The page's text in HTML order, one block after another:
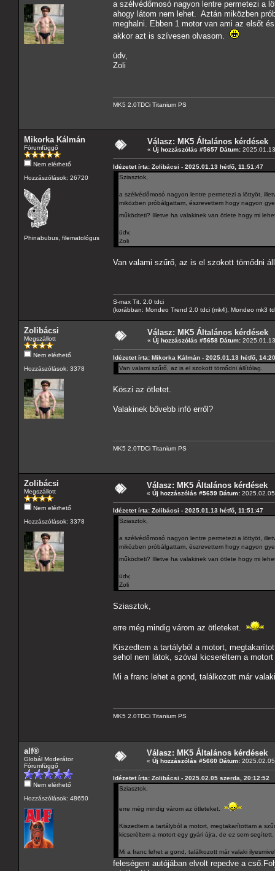
a szélvédőmosó nagyon lentre permetezi a
ahogy látom nem lehet. Aztán miközben
meghalni. Ebben 1 motor van ami az elsőt
akkor azt is szívesen olvasom.
üdv,
Zoli
MK5 2.0TDCi Titanium PS
Mikorka Kálmán
Fórumfüggő
Nem elérhető
Hozzászólások: 26720
Phinabubus, filematológus
Válasz: MK5 Általános kérdések
« Új hozzászólás #5657 Dátum:
Idézetet írta: Zolibácsi - 2025.01.13 hétfő, 11:51:47
Sziasztok,
a szélvédőmosó nagyon lentre permetezi a löttyöt,
miközben próbálgattam, észrevettem hogy nagyon
működteti? Illetve ha valakinek van ötlete hogy mi
üdv,
Zoli
Van valami szűrő, az is el szokott tömődni
S-max Tit. 2.0 tdci
(korábban: Mondeo Trend 2.0 tdci (mk4), Mondeo mk3
Zolibácsi
Megszállott
Nem elérhető
Hozzászólások: 3378
Válasz: MK5 Általános kérdések
« Új hozzászólás #5658 Dátum:
Idézetet írta: Mikorka Kálmán - 2025.01.13 hétfő,
Van valami szűrő, az is el szokott tömődni állítólag.
Köszi az ötletet.
Valakinek bővebb infó erről?
MK5 2.0TDCi Titanium PS
Zolibácsi
Megszállott
Nem elérhető
Hozzászólások: 3378
Válasz: MK5 Általános kérdések
« Új hozzászólás #5659 Dátum:
Idézetet írta: Zolibácsi - 2025.01.13 hétfő, 11:51:47
Sziasztok,
a szélvédőmosó nagyon lentre permetezi a löttyöt,
miközben próbálgattam, észrevettem hogy nagyon
működteti? Illetve ha valakinek van ötlete hogy mi
üdv,
Zoli
Sziasztok,
erre még mindig várom az ötleteket.
Kiszedtem a tartályból a motort,
sehol nem látok, szóval kicseréltem a
Mi a franc lehet a gond, találkozott már
MK5 2.0TDCi Titanium PS
alf®
Globál Moderátor
Fórumfüggő
Nem elérhető
Hozzászólások: 48650
Válasz: MK5 Általános kérdések
« Új hozzászólás #5660 Dátum:
Idézetet írta: Zolibácsi - 2025.02.05 szerda, 20:12:52
Sziasztok,
erre még mindig várom az ötleteket.
Kiszedtem a tartályból a motort, megtakarítottam a
kicseréltem a motort egy gyári újra, de ez sem segített.
Mi a franc lehet a gond, találkozott már valaki
feleségem autójában elvolt repedve a